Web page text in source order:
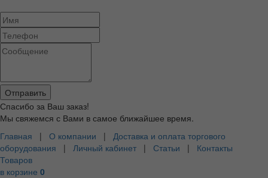
Спасибо за Ваш заказ!
Мы свяжемся с Вами в самое ближайшее время.
Главная | О компании | Доставка и оплата торгового
оборудования | Личный кабинет | Статьи | Контакты
Товаров
в корзине 0